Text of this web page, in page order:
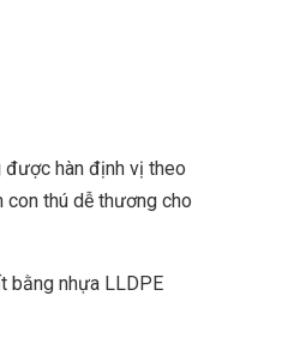
hàn định vị theo
thú dễ thương cho
bằng nhựa LLDPE